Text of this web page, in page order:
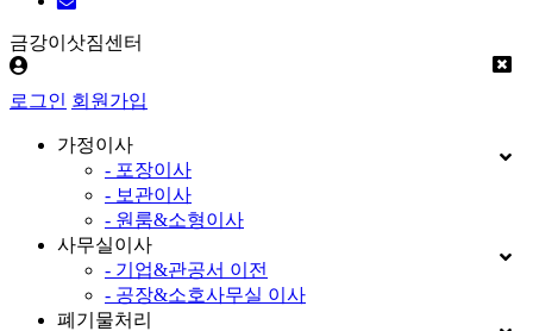
금강이삿짐센터
로그인 회원가입
가정이사
- 포장이사
- 보관이사
- 원룸&소형이사
사무실이사
- 기업&관공서 이전
- 공장&소호사무실 이사
폐기물처리